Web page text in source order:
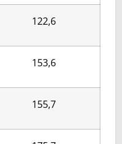
122,6
153,6
155,7